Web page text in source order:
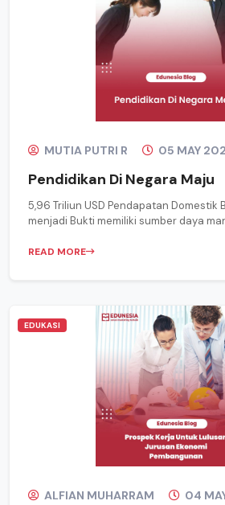
MUTIA PUTRI R 05 MAY
Pendidikan Di Negara Maju
5,96 Triliun USD Pendapatan Domestik
menjadi Bukti memiliki sumber daya
READ MORE
EDUKASI
ALFIAN MUHARRAM 04